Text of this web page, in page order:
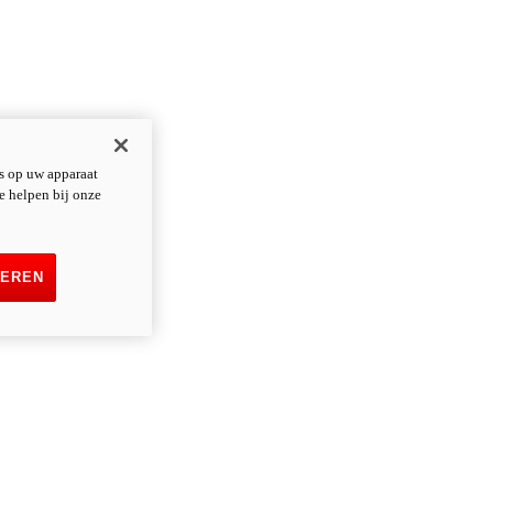
op uw apparaat
helpen bij onze